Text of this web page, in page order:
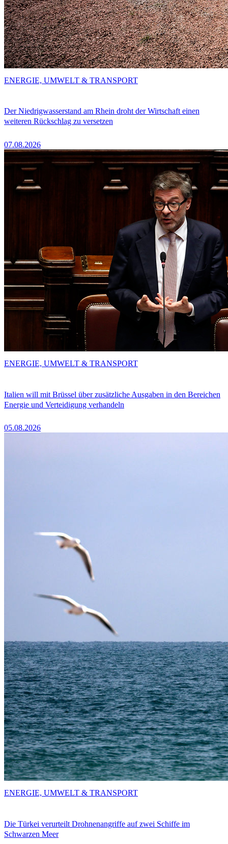
Der Niedrigwasserstand am Rhein droht der Wirtschaft einen
weiteren Rückschlag zu versetzen
07.08.2026
ENERGIE, UMWELT & TRANSPORT
Italien will mit Brüssel über zusätzliche Ausgaben in den Bereichen
Energie und Verteidigung verhandeln
05.08.2026
ENERGIE, UMWELT & TRANSPORT
Die Türkei verurteilt Drohnenangriffe auf zwei Schiffe im
Schwarzen Meer
ENERGIE, UMWELT & TRANSPORT